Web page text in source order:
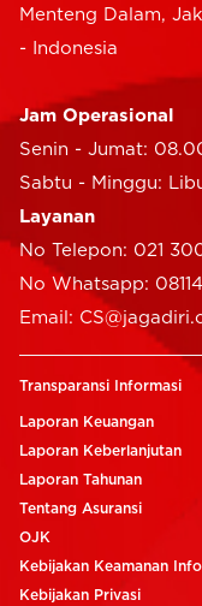
Menteng Dalam,
- Indonesia
Jam Operasional
Senin - Jumat:
Sabtu - Minggu:
Layanan
No Telepon: 021
No Whatsapp:
Email:
Transparansi Informasi
Laporan Keuangan
Laporan Keberlanjutan
Laporan Tahunan
Tentang Asuransi
OJK
Kebijakan Keamanan
Kebijakan Privasi